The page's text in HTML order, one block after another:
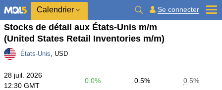
Calendrier Se connecter
Stocks de détail aux États-Unis m/m
(United States Retail Inventories m/m)
États-Unis, USD
28 juil. 2026
12:30 GMT
0.0% 0.5%
0.5%